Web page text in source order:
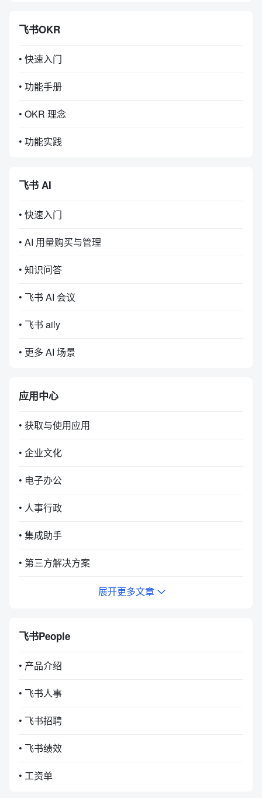
飞书OKR
• 快速入门
• 功能手册
• OKR 理念
• 功能实践
飞书 AI
• 快速入门
• AI 用量购买与管理
• 知识问答
• 飞书 AI 会议
• 飞书 aily
• 更多 AI 场景
应用中心
• 获取与使用应用
• 企业文化
• 电子办公
• 人事行政
• 集成助手
• 第三方解决方案
展开更多文章
飞书People
• 产品介绍
• 飞书人事
• 飞书招聘
• 飞书绩效
• 工资单